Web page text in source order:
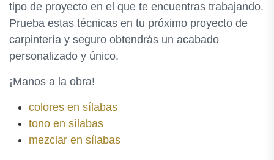
tipo de proyecto en el que te encuentras trabajando.
Prueba estas técnicas en tu próximo proyecto de
carpintería y seguro obtendrás un acabado
personalizado y único.
¡Manos a la obra!
colores en sílabas
tono en sílabas
mezclar en sílabas